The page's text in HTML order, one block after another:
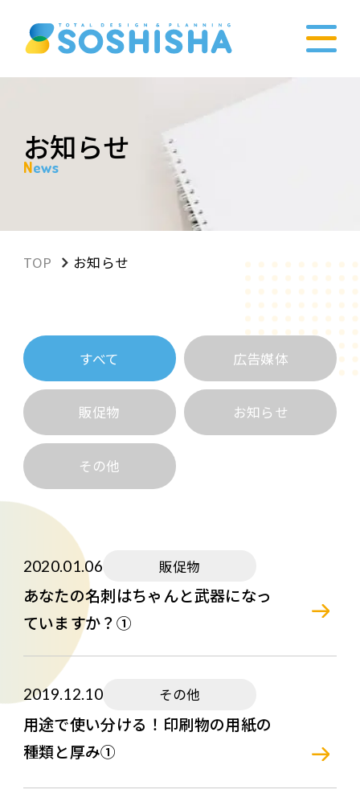
お知らせ
News
TOP お知らせ
すべて 広告媒体
販促物 お知らせ
その他
2020.01.06 販促物
あなたの名刺はちゃんと武器になっ
ていますか？①
2019.12.10 その他
用途で使い分ける！印刷物の用紙の
種類と厚み①